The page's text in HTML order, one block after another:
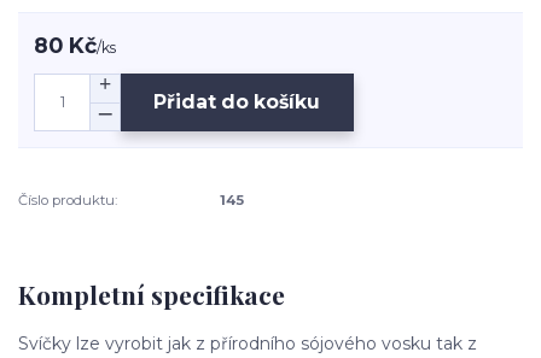
80 Kč/ks
Přidat do košíku
Číslo produktu: 145
Kompletní specifikace
Svíčky lze vyrobit jak z přírodního sójového vosku tak z